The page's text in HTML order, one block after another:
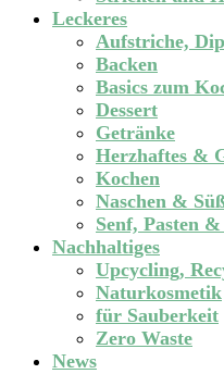
Leckeres
Aufstriche,
Backen
Basics zum
Dessert
Getränke
Herzhaftes &
Kochen
Naschen &
Senf, Pasten &
Nachhaltiges
Upcycling,
Naturkosmetik
für Sauberkeit
Zero Waste
News